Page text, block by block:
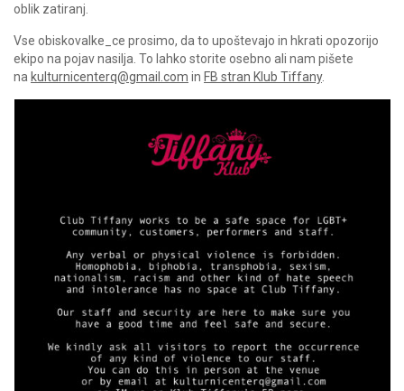
oblik zatiranj.
Vse obiskovalke_ce prosimo, da to upoštevajo in hkrati opozorijo
ekipo na pojav nasilja. To lahko storite osebno ali nam pišete
na kulturnicenterq@gmail.com in FB stran Klub Tiffany.